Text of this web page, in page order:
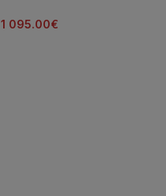
42MM
1 095.00€